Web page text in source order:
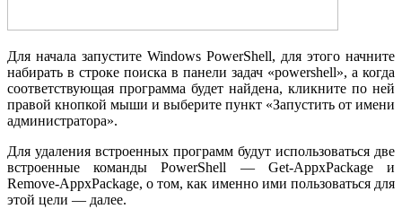
Для начала запустите Windows PowerShell, для этого начните
набирать в строке поиска в панели задач «powershell», а когда
соответствующая программа будет найдена, кликните по ней
правой кнопкой мыши и выберите пункт «Запустить от имени
администратора».
Для удаления встроенных программ будут использоваться две
встроенные команды PowerShell — Get-AppxPackage и
Remove-AppxPackage, о том, как именно ими пользоваться для
этой цели — далее.